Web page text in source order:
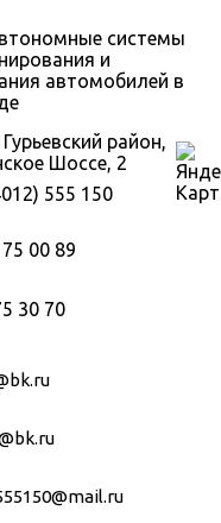
системы
и
автомобилей в
район,
Шоссе, 2
555 150
00 89
30 70